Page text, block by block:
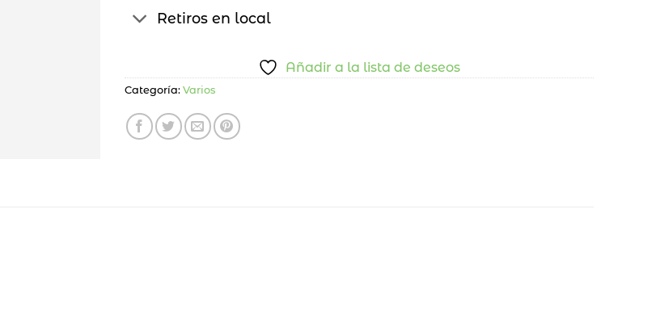
Retiros en local
Añadir a la lista de deseos
Categoría: Varios